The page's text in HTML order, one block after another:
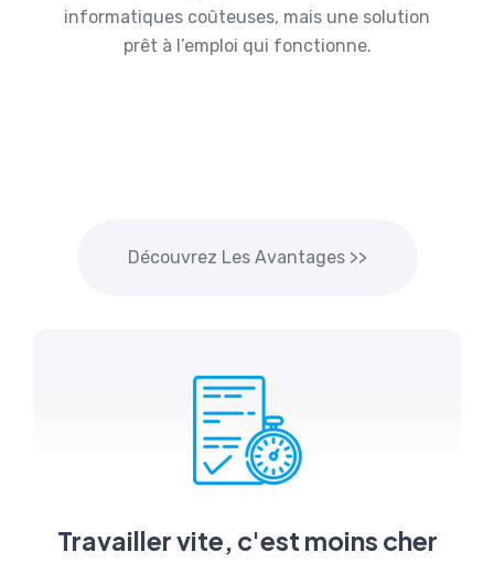
informatiques coûteuses, mais une solution
prêt à l’emploi qui fonctionne.
Découvrez Les Avantages >>
Travailler vite, c'est moins cher